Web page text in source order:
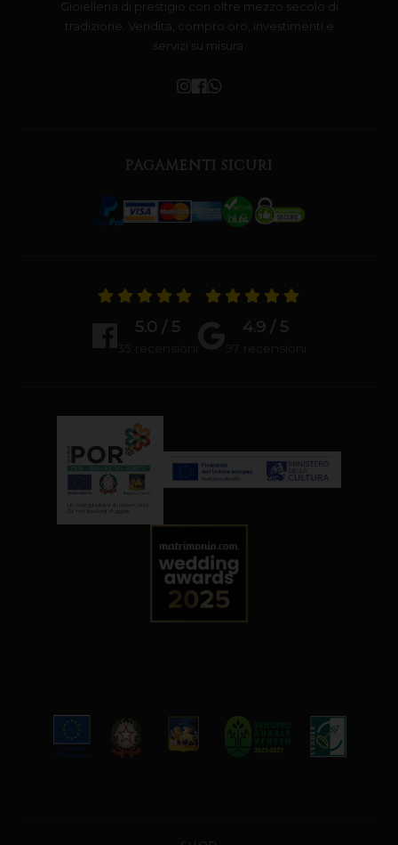
Gioielleria di prestigio con oltre mezzo secolo di
tradizione. Vendita, compro oro, investimenti e
servizi su misura.
PAGAMENTI SICURI
5.0 / 5 4.9 / 5